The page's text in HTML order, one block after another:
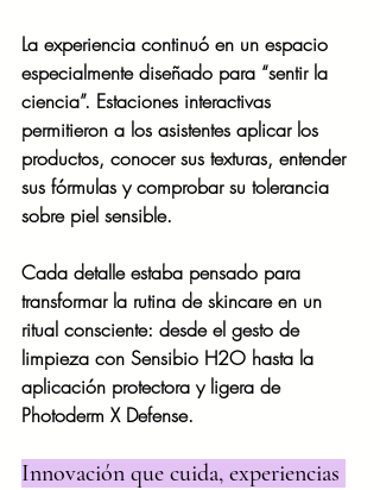
La experiencia continuó en un espacio
especialmente diseñado para “sentir la
ciencia”. Estaciones interactivas
permitieron a los asistentes aplicar los
productos, conocer sus texturas, entender
sus fórmulas y comprobar su tolerancia
sobre piel sensible.
Cada detalle estaba pensado para
transformar la rutina de skincare en un
ritual consciente: desde el gesto de
limpieza con Sensibio H2O hasta la
aplicación protectora y ligera de
Photoderm X Defense.
Innovación que cuida, experiencias